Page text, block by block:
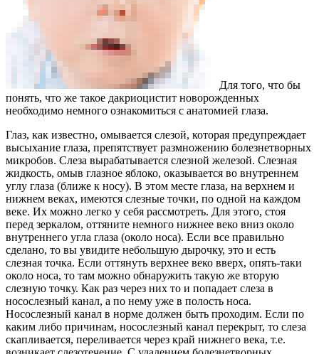
Для того, что бы
понять, что же такое дакриоцистит новорожденных
необходимо немного ознакомиться с анатомией глаза.
Глаз, как известно, омывается слезой, которая предупреждает
высыхание глаза, препятствует размножению болезнетворных
микробов. Слеза вырабатывается слезной железой. Слезная
жидкость, омыв глазное яблоко, оказывается во внутреннем
углу глаза (ближе к носу). В этом месте глаза, на верхнем и
нижнем веках, имеются слезные точки, по одной на каждом
веке. Их можно легко у себя рассмотреть. Для этого, стоя
перед зеркалом, оттяните немного нижнее веко вниз около
внутреннего угла глаза (около носа). Если все правильно
сделано, то вы увидите небольшую дырочку, это и есть
слезная точка. Если оттянуть верхнее веко вверх, опять-таки
около носа, то там можно обнаружить такую же вторую
слезную точку. Как раз через них то и попадает слеза в
носослезный канал, а по нему уже в полость носа.
Носослезный канал в норме должен быть проходим. Если по
каким либо причинам, носослезный канал перекрыт, то слеза
скапливается, переливается через край нижнего века, т.е.